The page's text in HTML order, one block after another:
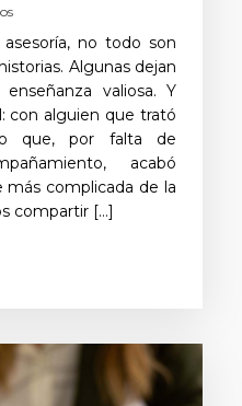
no todo son
Algunas dejan
valiosa. Y
con alguien que trató
que, por falta de
acabó
complicada de la
compartir […]